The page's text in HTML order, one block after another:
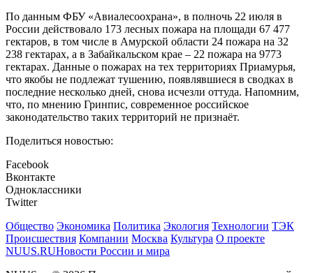
По данным ФБУ «Авиалесоохрана», в полночь 22 июля в
России действовало 173 лесных пожара на площади 67 477
гектаров, в том числе в Амурской области 24 пожара на 32
238 гектарах, а в Забайкальском крае – 22 пожара на 9773
гектарах. Данные о пожарах на тех территориях Приамурья,
что якобы не подлежат тушению, появлявшиеся в сводках в
последние несколько дней, снова исчезли оттуда. Напомним,
что, по мнению Гринпис, современное российское
законодательство таких территорий не признаёт.
Поделиться новостью:
Facebook
Вконтакте
Одноклассники
Twitter
Общество Экономика Политика Экология Технологии ТЭК
Происшествия Компании Москва Культура О проекте
NUUS.RUНовости России и мира